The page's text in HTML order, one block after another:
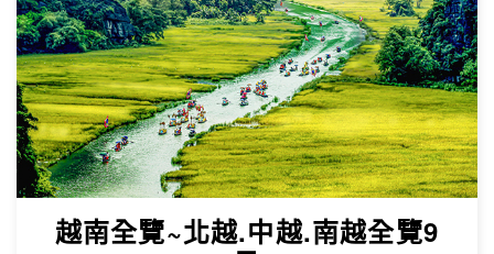
越南全覽~北越.中越.南越全覽9